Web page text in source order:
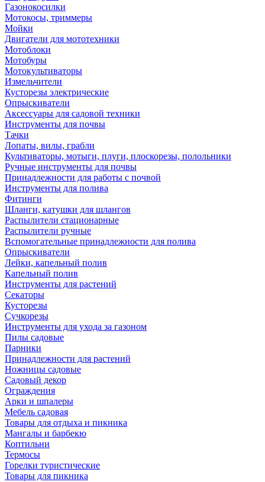
Газонокосилки
Мотокосы, триммеры
Мойки
Двигатели для мототехники
Мотоблоки
Мотобуры
Мотокультиваторы
Измельчители
Кусторезы электрические
Опрыскиватели
Аксессуары для садовой техники
Инструменты для почвы
Тачки
Лопаты, вилы, грабли
Культиваторы, мотыги, плуги, плоскорезы, полольники
Ручные инструменты для почвы
Принадлежности для работы с почвой
Инструменты для полива
Фитинги
Шланги, катушки для шлангов
Распылители стационарные
Распылители ручные
Вспомогательные принадлежности для полива
Опрыскиватели
Лейки, капельный полив
Капельный полив
Инструменты для растений
Секаторы
Кусторезы
Сучкорезы
Инструменты для ухода за газоном
Пилы садовые
Парники
Принадлежности для растений
Ножницы садовые
Садовый декор
Ограждения
Арки и шпалеры
Мебель садовая
Товары для отдыха и пикника
Мангалы и барбекю
Коптильни
Термосы
Горелки туристические
Товары для пикника